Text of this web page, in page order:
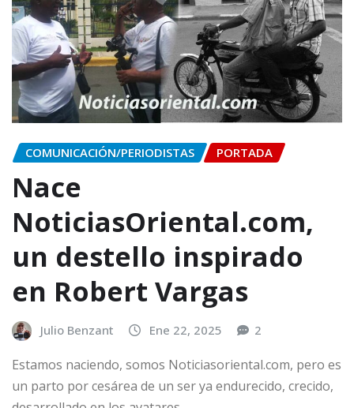
COMUNICACIÓN/PERIODISTAS PORTADA
Nace
NoticiasOriental.com,
un destello inspirado
en Robert Vargas
Julio Benzant Ene 22, 2025 2
Estamos naciendo, somos Noticiasoriental.com, pero es
un parto por cesárea de un ser ya endurecido, crecido,